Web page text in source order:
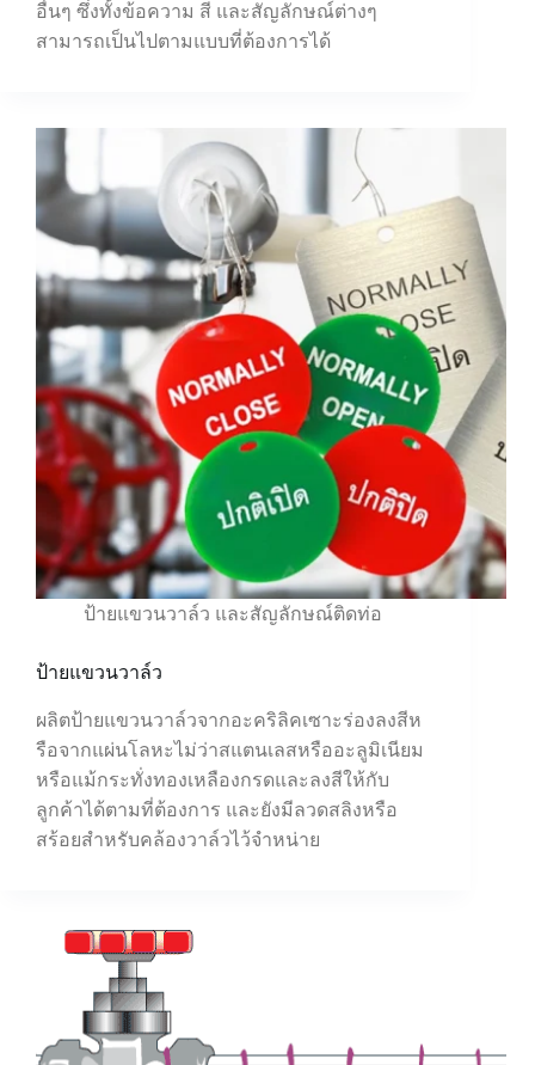
อื่นๆ ซึ่งทั้งข้อความ สี และสัญลักษณ์ต่างๆ
สามารถเป็นไปตามแบบที่ต้องการได้
ป้ายแขวนวาล์ว และสัญลักษณ์ติดท่อ
ป้ายแขวนวาล์ว
ผลิตป้ายแขวนวาล์วจากอะคริลิคเซาะร่องลงสีห
รือจากแผ่นโลหะไม่ว่าสแตนเลสหรืออะลูมิเนียม
หรือแม้กระทั่งทองเหลืองกรดและลงสีให้กับ
ลูกค้าได้ตามที่ต้องการ และยังมีลวดสลิงหรือ
สร้อยสำหรับคล้องวาล์วไว้จำหน่าย